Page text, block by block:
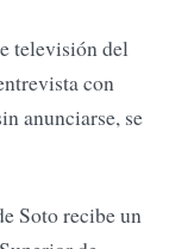
televisión del
con
anunciarse, se
Soto recibe un